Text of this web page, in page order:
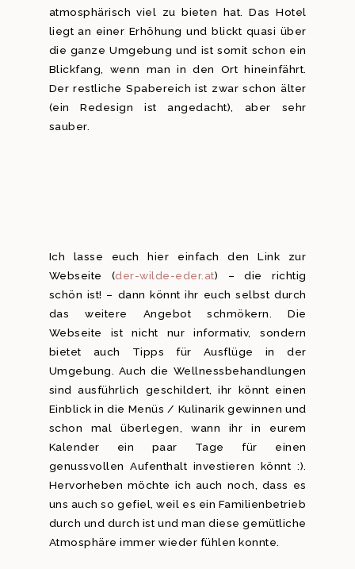
atmosphärisch viel zu bieten hat. Das Hotel
liegt an einer Erhöhung und blickt quasi über
die ganze Umgebung und ist somit schon ein
Blickfang, wenn man in den Ort hineinfährt.
Der restliche Spabereich ist zwar schon älter
(ein Redesign ist angedacht), aber sehr
sauber.
Ich lasse euch hier einfach den Link zur
Webseite (der-wilde-eder.at) – die richtig
schön ist! – dann könnt ihr euch selbst durch
das weitere Angebot schmökern. Die
Webseite ist nicht nur informativ, sondern
bietet auch Tipps für Ausflüge in der
Umgebung. Auch die Wellnessbehandlungen
sind ausführlich geschildert, ihr könnt einen
Einblick in die Menüs / Kulinarik gewinnen und
schon mal überlegen, wann ihr in eurem
Kalender ein paar Tage für einen
genussvollen Aufenthalt investieren könnt :).
Hervorheben möchte ich auch noch, dass es
uns auch so gefiel, weil es ein Familienbetrieb
durch und durch ist und man diese gemütliche
Atmosphäre immer wieder fühlen konnte.